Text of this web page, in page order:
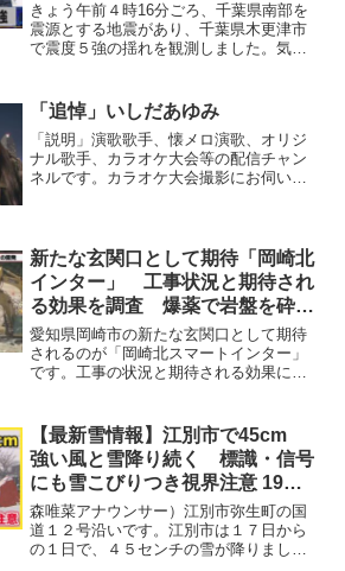
きょう午前４時16分ごろ、千葉県南部を
震源とする地震があり、千葉県木更津市
で震度５強の揺れを観測しました。気象
5.2と推定されます。津波の心配はないと
いうことです。交通...
「追悼」いしだあゆみ
「説明」演歌歌手、懐メロ演歌、オリジ
ナル歌手、カラオケ大会等の配信チャン
ネルです。カラオケ大会撮影にお伺い致
毎週、毎月の視聴者...
新たな玄関口として期待「岡崎北
インター」 工事状況と期待され
る効果を調査 爆薬で岩盤を砕く
作業も (2026年7月30日)
愛知県岡崎市の新たな玄関口として期待
されるのが「岡崎北スマートインター」
です。工事の状況と期待される効果につ
が進む名鉄東岡崎駅からおよそ4キロ離れ
た阿知和地区。岡...
【最新雪情報】江別市で45cm
強い風と雪降り続く 標識・信号
にも雪こびりつき視界注意 19日
朝は-4℃予想
森唯菜アナウンサー）江別市弥生町の国
道１２号沿いです。江別市は１７日から
の１日で、４５センチの雪が降りまし